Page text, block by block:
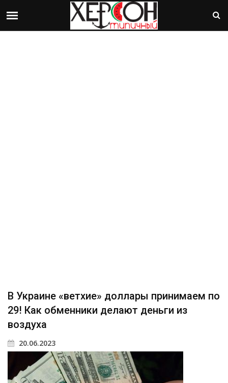
В Украине «ветхие» доллары принимаем по
29! Как обменники делают деньги из
воздуха
20.06.2023